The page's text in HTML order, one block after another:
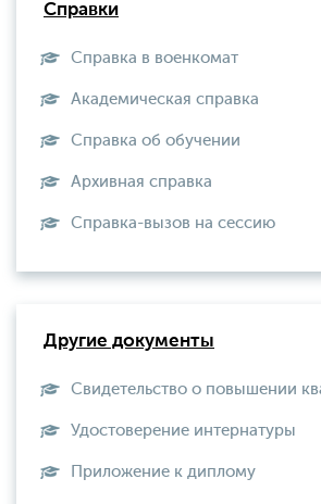
Справки
Справка в военкомат
Академическая справка
Справка об обучении
Архивная справка
Справка-вызов на сессию
Другие документы
Свидетельство о повышении
Удостоверение интернатуры
Приложение к диплому